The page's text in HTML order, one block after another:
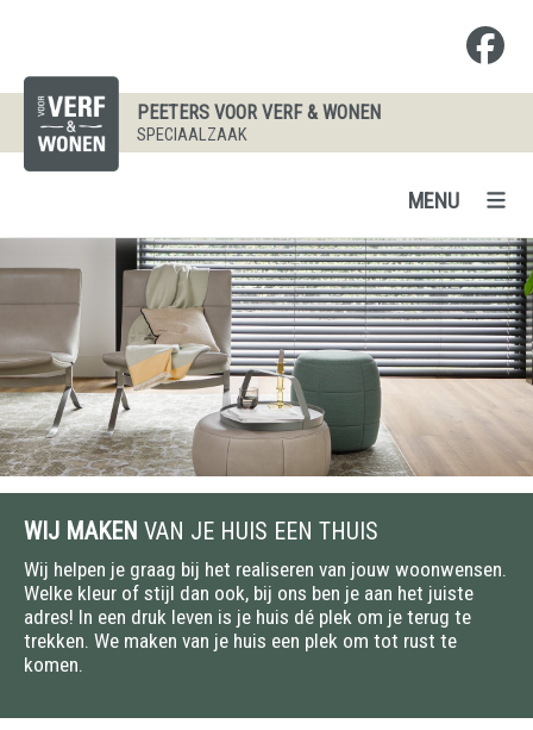
PEETERS VOOR VERF & WONEN
SPECIAALZAAK
MENU
WIJ MAKEN VAN JE HUIS EEN THUIS
Wij helpen je graag bij het realiseren van jouw woonwensen.
Welke kleur of stijl dan ook, bij ons ben je aan het juiste
adres! In een druk leven is je huis dé plek om je terug te
trekken. We maken van je huis een plek om tot rust te
komen.